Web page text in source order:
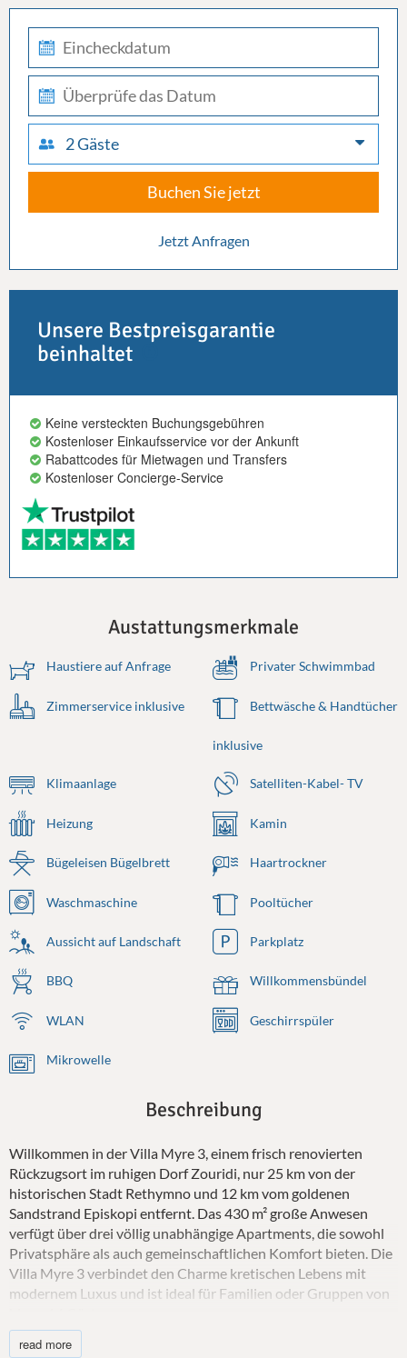
in
check-
out
2 Gäste
Buchen Sie jetzt
Jetzt Anfragen
Unsere Bestpreisgarantie
beinhaltet
Keine versteckten Buchungsgebühren
Kostenloser Einkaufsservice vor der Ankunft
Rabattcodes für Mietwagen und Transfers
Kostenloser Concierge-Service
Austattungsmerkmale
Haustiere auf Anfrage Privater Schwimmbad
Zimmerservice inklusive Bettwäsche & Handtücher
inklusive
Klimaanlage Satelliten-Kabel- TV
Heizung Kamin
Bügeleisen Bügelbrett Haartrockner
Waschmaschine Pooltücher
Aussicht auf Landschaft Parkplatz
BBQ Willkommensbündel
WLAN Geschirrspüler
Mikrowelle
Beschreibung
Willkommen in der Villa Myre 3, einem frisch renovierten
Rückzugsort im ruhigen Dorf Zouridi, nur 25 km von der
historischen Stadt Rethymno und 12 km vom goldenen
Sandstrand Episkopi entfernt. Das 430 m² große Anwesen
verfügt über drei völlig unabhängige Apartments, die sowohl
Privatsphäre als auch gemeinschaftlichen Komfort bieten. Die
Villa Myre 3 verbindet den Charme kretischen Lebens mit
modernem Luxus und ist ideal für Familien oder Gruppen von
Die Villa Myre 3 ist durchdacht in drei separate Apartments
read more